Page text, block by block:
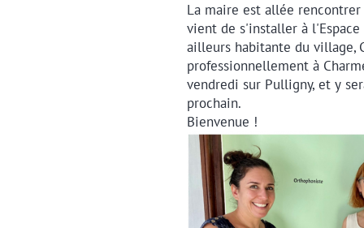
La maire est allée
vient de s'installer à
ailleurs habitante du village,
professionnellement à
vendredi sur Pulligny, et y
prochain.
Bienvenue !